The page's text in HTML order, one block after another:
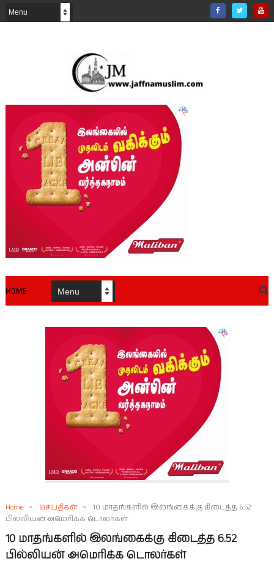
HOME
Home > செய்திகள் >
10 மாதங்களில் இலங்கைக்கு கிடைத்த 6.52
பில்லியன் அமெரிக்க டொலர்கள்
10 மாதங்களில் இலங்கைக்கு கிடைத்த 6.52
பில்லியன் அமெரிக்க டொலர்கள்